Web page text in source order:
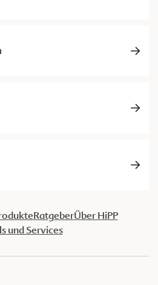
RatgeberÜber HiPP
und Services